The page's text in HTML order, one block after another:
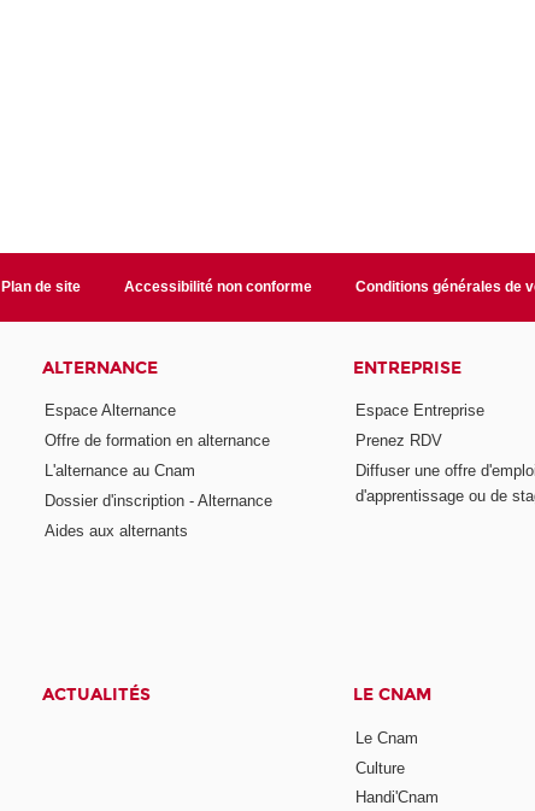
Plan de site Accessibilité non conforme Conditions générales de
ALTERNANCE
Espace Alternance
Offre de formation en alternance
L'alternance au Cnam
Dossier d'inscription - Alternance
Aides aux alternants
ENTREPRISE
Espace Entreprise
Prenez RDV
Diffuser une offre d'emploi,
d'apprentissage ou de
ACTUALITÉS LE CNAM
Le Cnam
Culture
Handi'Cnam